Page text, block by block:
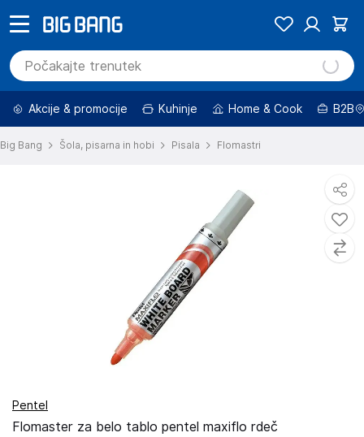
Akcije & promocije Kuhinje Home & Cook B2B
Big Bang Šola, pisarna in hobi Pisala Flomastri
Pentel
Flomaster za belo tablo pentel maxiflo rdeč